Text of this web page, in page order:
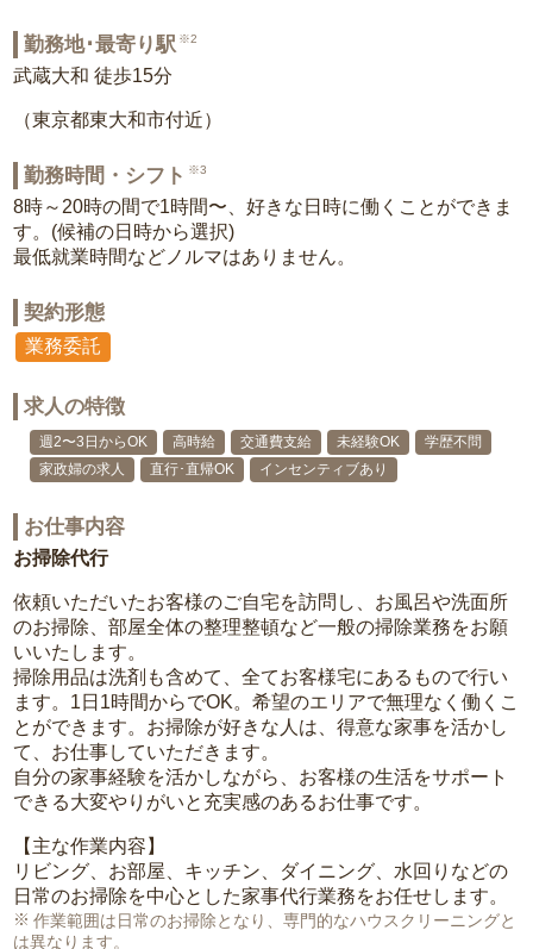
勤務地･最寄り駅 ※2
武蔵大和 徒歩15分
（東京都東大和市付近）
勤務時間・シフト ※3
8時～20時の間で1時間〜、好きな日時に働くことができま
す。(候補の日時から選択)
最低就業時間などノルマはありません。
契約形態
業務委託
求人の特徴
週2〜3日からOK 高時給 交通費支給 未経験OK
学歴不問
家政婦の求人
直行･直帰OK インセンティブあり
お仕事内容
お掃除代行
依頼いただいたお客様のご自宅を訪問し、お風呂や洗面所
のお掃除、部屋全体の整理整頓など一般の掃除業務をお願
いいたします。
掃除用品は洗剤も含めて、全てお客様宅にあるもので行い
ます。1日1時間からでOK。希望のエリアで無理なく働くこ
とができます。お掃除が好きな人は、得意な家事を活かし
て、お仕事していただきます。
自分の家事経験を活かしながら、お客様の生活をサポート
できる大変やりがいと充実感のあるお仕事です。
【主な作業内容】
リビング、お部屋、キッチン、ダイニング、水回りなどの
日常のお掃除を中心とした家事代行業務をお任せします。
作業範囲は日常のお掃除となり、専門的なハウスクリーニングと
は異なります。